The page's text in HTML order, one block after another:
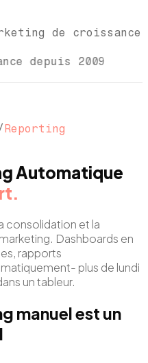
de croissance
depuis 2009
Reporting
Automatique
consolidation et la
Dashboards en
rapports
plus de lundi
un tableur.
manuel est un